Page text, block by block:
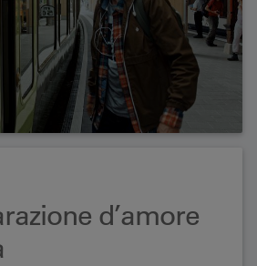
d’amore